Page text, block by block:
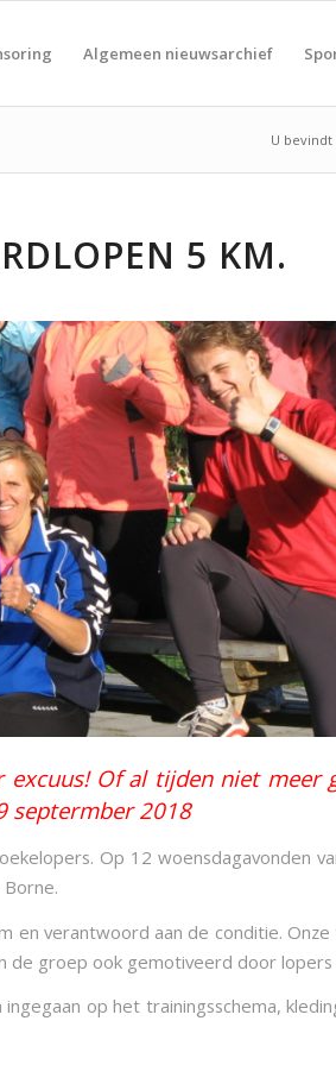
Algemeen nieuwsarchief
U
5 KM.
Of al tijden niet meer
septermber 2018
Op 12 woensdagavonden
en verantwoord aan de conditie.
de groep ook gemotiveerd door lopers
op het trainingsschema,